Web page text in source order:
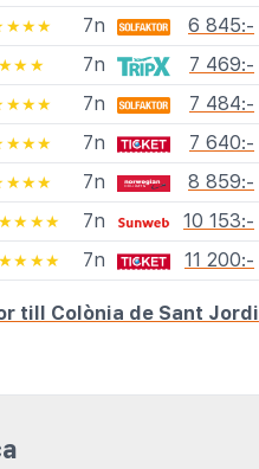
7n
6 845:-
★★★ 7n
7 469:-
7n
7 484:-
7n
7 640:-
7n
8 859:-
7n
10 153:-
7n 11 200:-
till Colònia de Sant Jordi